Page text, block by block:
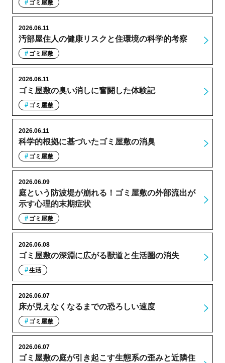
ゴミ屋敷
汚部屋住人の健康リスクと住環境の科学的考察
2026.06.11
ゴミ屋敷
ゴミ屋敷の臭い消しに奮闘した体験記
2026.06.11
ゴミ屋敷
科学的根拠に基づいたゴミ屋敷の消臭
2026.06.11
ゴミ屋敷
庭という防波堤が崩れる！ゴミ屋敷の外部流出が
示す心理的末期症状
2026.06.09
ゴミ屋敷
ゴミ屋敷の深淵に広がる獣道と生活圏の消失
2026.06.08
生活
床が見えなくなるまでの恐ろしい速度
2026.06.07
ゴミ屋敷
ゴミ屋敷の庭が引き起こす生態系の歪みと近隣住
2026.06.07